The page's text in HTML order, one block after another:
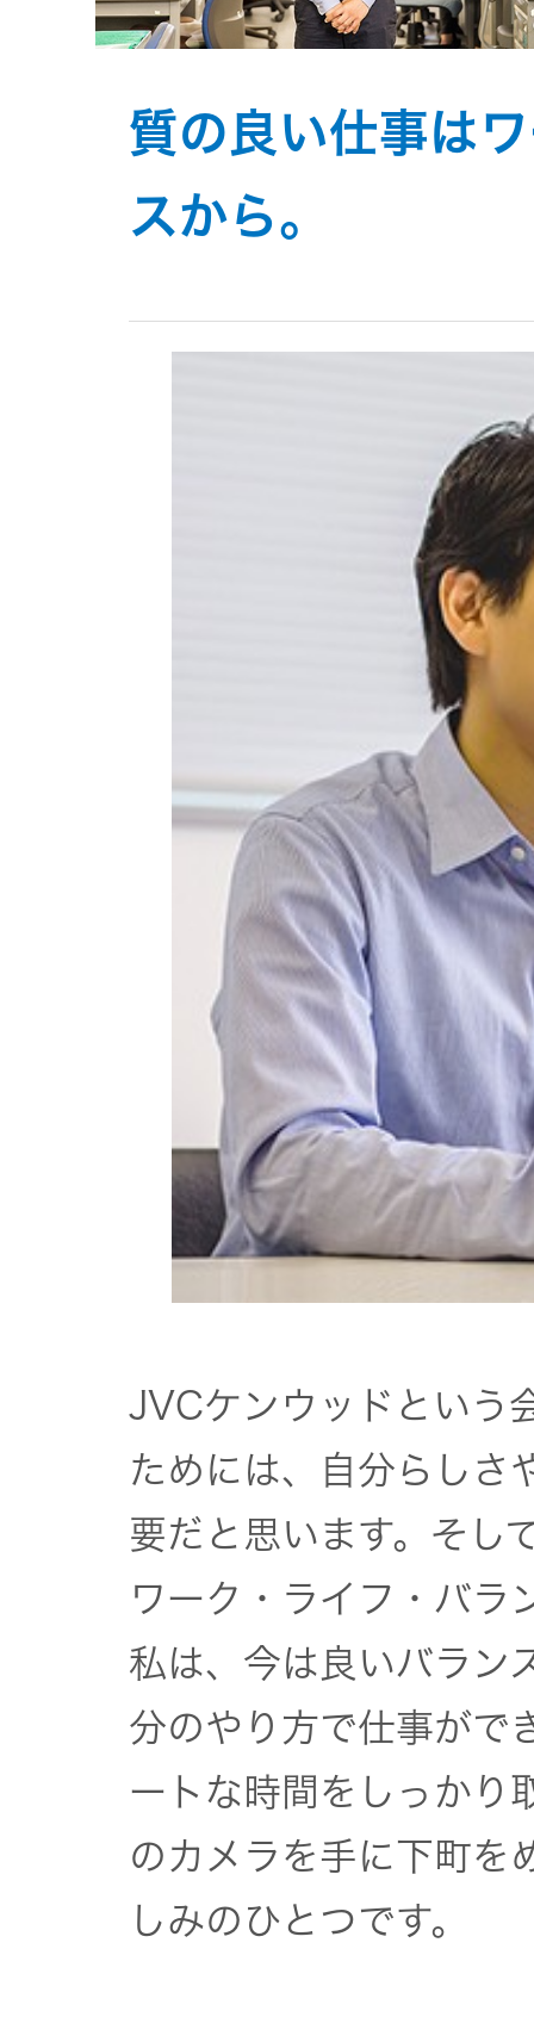
質の良い仕事は
スから。
JVCケンウッドという
ためには、自分らしさ
要だと思います。そし
ワーク・ライフ・バラ
私は、今は良いバラン
分のやり方で仕事がで
ートな時間をしっかり
のカメラを手に下町を
しみのひとつです。